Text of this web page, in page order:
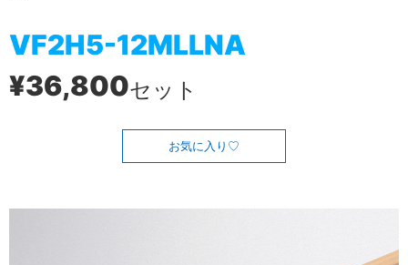
VF2H5-12MLLNA
¥36,800セット
お気に入り